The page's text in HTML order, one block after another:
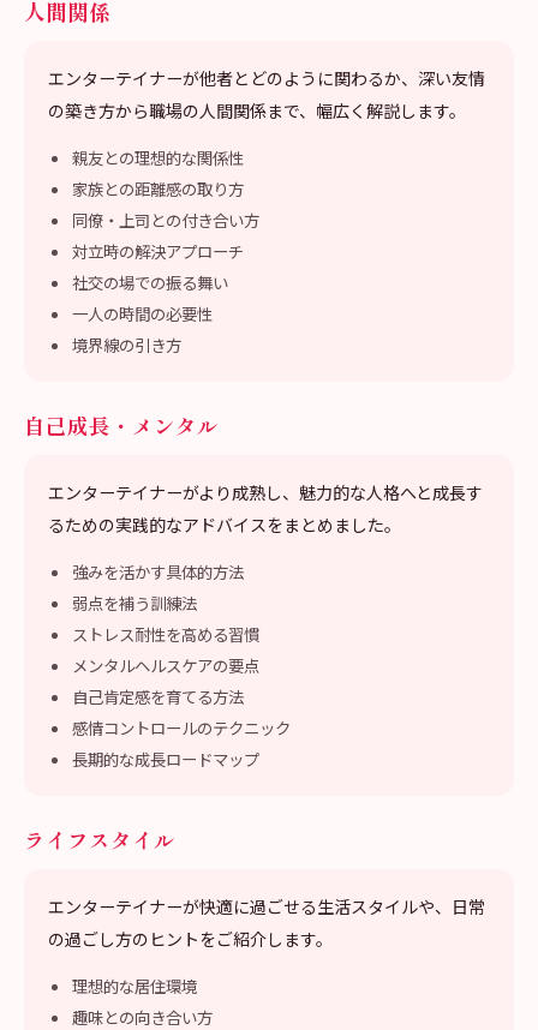
人間関係
エンターテイナーが他者とどのように関わるか、深い友情
の築き方から職場の人間関係まで、幅広く解説します。
親友との理想的な関係性
家族との距離感の取り方
同僚・上司との付き合い方
対立時の解決アプローチ
社交の場での振る舞い
一人の時間の必要性
境界線の引き方
自己成長・メンタル
エンターテイナーがより成熟し、魅力的な人格へと成長す
るための実践的なアドバイスをまとめました。
強みを活かす具体的方法
弱点を補う訓練法
ストレス耐性を高める習慣
メンタルヘルスケアの要点
自己肯定感を育てる方法
感情コントロールのテクニック
長期的な成長ロードマップ
ライフスタイル
エンターテイナーが快適に過ごせる生活スタイルや、日常
の過ごし方のヒントをご紹介します。
理想的な居住環境
趣味との向き合い方